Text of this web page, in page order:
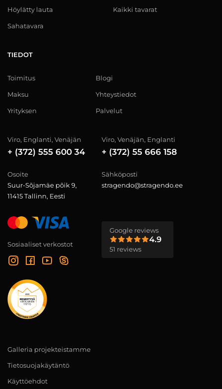
Höylätty lauta
Sahatavara
Kaikki tavarat
TIEDOT
Toimitus
Maksu
Yrityksen
Blogi
Yhteystiedot
Palvelut
Viro, Englanti, Venäjän
+ (372) 555 600 34
Viro, Venäjän, Englanti
+ (372) 55 666 158
Osoite
Suur-Sõjamäe põik 9,
11415 Tallinn, Eesti
Sähköposti
stragendo@stragendo.ee
Sosiaaliset verkostot
Google reviews
4.9
51 reviews
Galleria projekteistamme
Tietosuojakäytäntö
Käyttöehdot